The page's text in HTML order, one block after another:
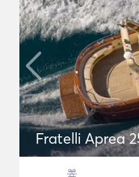
Fratelli Aprea